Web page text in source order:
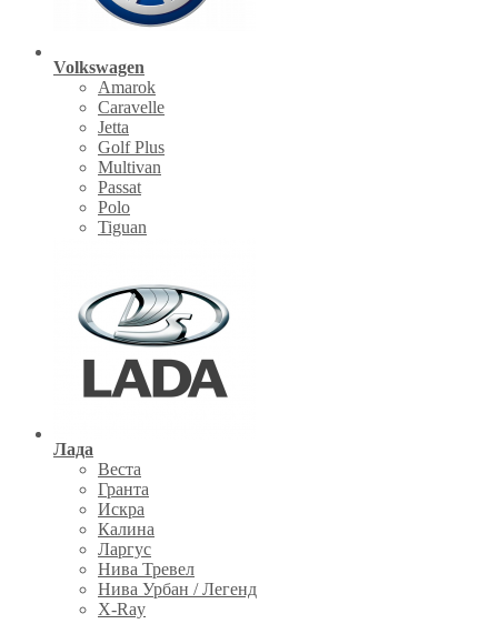
Volkswagen
Amarok
Caravelle
Jetta
Golf Plus
Multivan
Passat
Polo
Tiguan
Лада
Веста
Гранта
Искра
Калина
Ларгус
Нива Тревел
Нива Урбан / Легенд
X-Ray